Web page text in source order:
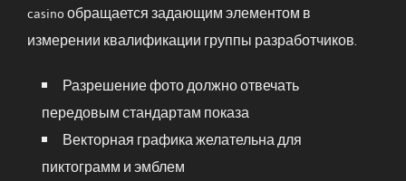
casino обращается задающим элементом в
измерении квалификации группы разработчиков.
Разрешение фото должно отвечать
передовым стандартам показа
Векторная графика желательна для
пиктограмм и эмблем